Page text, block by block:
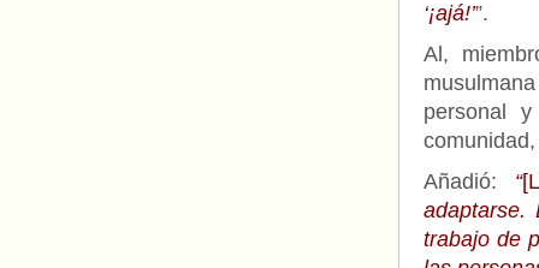
‘¡ajá!’”.
Al,
personal
Añadió: “
adaptarse.
trabajo de